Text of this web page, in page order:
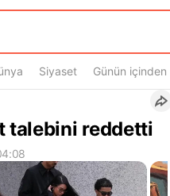
Siyaset Günün içinden
talebini reddetti